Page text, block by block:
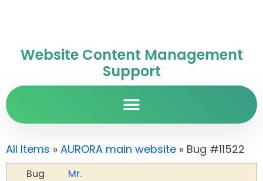
Website Content Management
Support
All Items » AURORA main website » Bug #11522
Bug
Mr.